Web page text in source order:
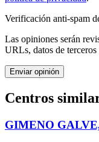
Verificación anti-spam
Las opiniones serán
URLs, datos de
Enviar opinión
Centros
GIMENO